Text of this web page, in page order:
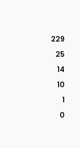
229
25
14
10
1
0